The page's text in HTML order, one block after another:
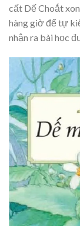
cất Dế Choắt
hàng giờ để tự
nhận ra bài học